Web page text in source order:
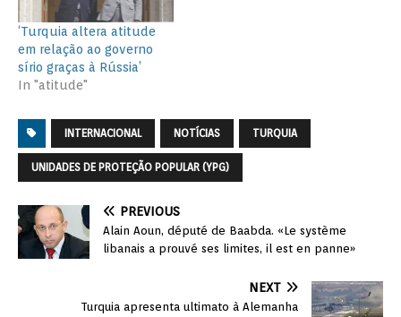
‘Turquia altera atitude
em relação ao governo
sírio graças à Rússia’
In "atitude"
INTERNACIONAL NOTÍCIAS TURQUIA
UNIDADES DE PROTEÇÃO POPULAR (YPG)
PREVIOUS
Alain Aoun, député de Baabda. «Le système
libanais a prouvé ses limites, il est en panne»
NEXT
Turquia apresenta ultimato à Alemanha